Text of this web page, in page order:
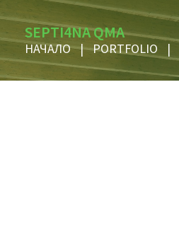
SEPTI4NA QMA
НАЧАЛО | PORTFOLIO |